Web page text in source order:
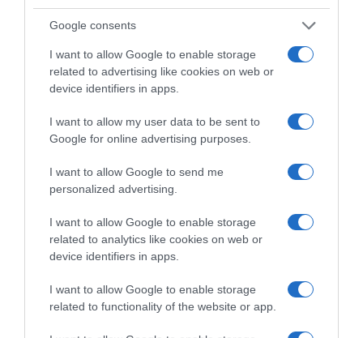
Google consents
I want to allow Google to enable storage
related to advertising like cookies on web or
device identifiers in apps.
I want to allow my user data to be sent to
Google for online advertising purposes.
I want to allow Google to send me
personalized advertising.
I want to allow Google to enable storage
related to analytics like cookies on web or
device identifiers in apps.
I want to allow Google to enable storage
related to functionality of the website or app.
ως μέλος της εγκληματικής
Κατηγορείται για εκβιασμούς και
ξυλοδαρμούς επιχειρηματιών
Ο άνδρας είχε διαφύγει στο εξωτερικό κι επέστρεψε στην
Ελλάδα